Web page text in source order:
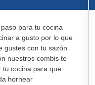
para tu cocina
a gusto por lo que
gustes con tu sazón.
nuestros combis te
tu cocina para que
hornear